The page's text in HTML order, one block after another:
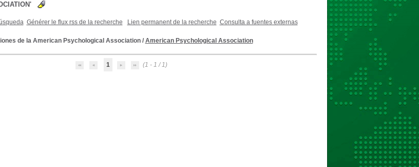
Générer le flux rss de la recherche Lien permanent de la recherche Consulta a fuentes externas
de la American Psychological Association/ American Psychological Association
1 (1 - 1 / 1)